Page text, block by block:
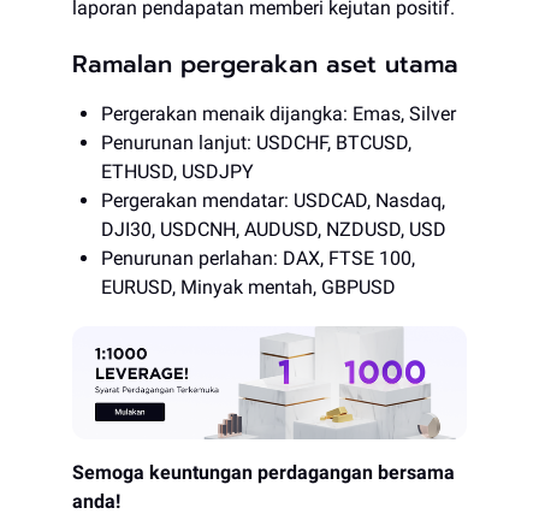
laporan pendapatan memberi kejutan positif.
Ramalan pergerakan aset utama
Pergerakan menaik dijangka: Emas, Silver
Penurunan lanjut: USDCHF, BTCUSD,
ETHUSD, USDJPY
Pergerakan mendatar: USDCAD, Nasdaq,
DJI30, USDCNH, AUDUSD, NZDUSD, USD
Penurunan perlahan: DAX, FTSE 100,
EURUSD, Minyak mentah, GBPUSD
Semoga keuntungan perdagangan bersama
anda!